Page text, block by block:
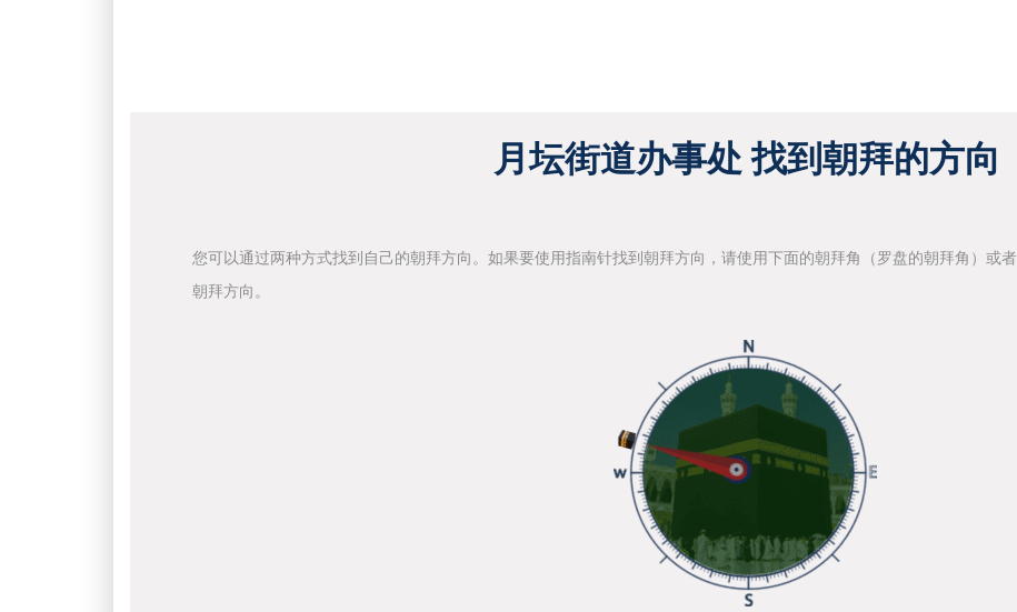
月坛街道办事处 找到朝拜的方向
您可以通过两种方式找到自己的朝拜方向。如果要使用指南针找到朝拜方向，请使用下面的朝拜角（罗盘的朝拜角）或
朝拜方向。